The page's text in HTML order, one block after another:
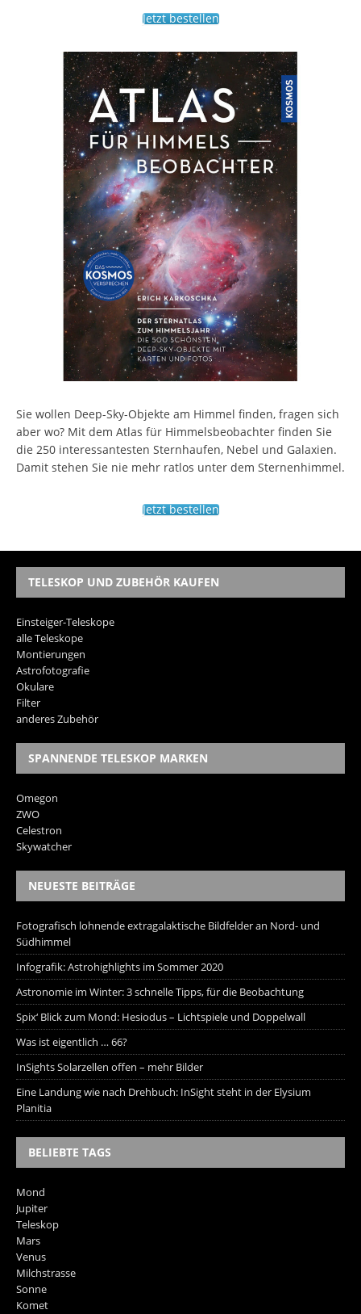
Jetzt bestellen
Sie wollen Deep-Sky-Objekte am Himmel finden, fragen sich
aber wo? Mit dem Atlas für Himmelsbeobachter finden Sie
die 250 interessantesten Sternhaufen, Nebel und Galaxien.
Damit stehen Sie nie mehr ratlos unter dem Sternenhimmel.
Jetzt bestellen
TELESKOP UND ZUBEHÖR KAUFEN
Einsteiger-Teleskope
alle Teleskope
Montierungen
Astrofotografie
Okulare
Filter
anderes Zubehör
SPANNENDE TELESKOP MARKEN
Omegon
ZWO
Celestron
Skywatcher
NEUESTE BEITRÄGE
Fotografisch lohnende extragalaktische Bildfelder an Nord- und
Südhimmel
Infografik: Astrohighlights im Sommer 2020
Astronomie im Winter: 3 schnelle Tipps, für die Beobachtung
Spix‘ Blick zum Mond: Hesiodus – Lichtspiele und Doppelwall
Was ist eigentlich … 66?
InSights Solarzellen offen – mehr Bilder
Eine Landung wie nach Drehbuch: InSight steht in der Elysium
Planitia
BELIEBTE TAGS
Mond
Jupiter
Teleskop
Mars
Venus
Milchstrasse
Sonne
Komet